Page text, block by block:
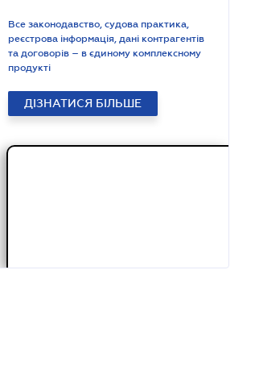
Все законодавство, судова практика,
реєстрова інформація, дані контрагентів
та договорів – в єдиному комплексному
продукті
ДІЗНАТИСЯ БІЛЬШЕ